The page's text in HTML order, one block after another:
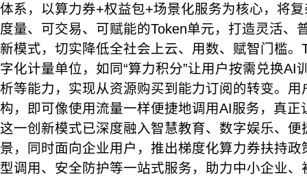
体系，以算力券+权益包+场景化服务为核心，将
度量、可交易、可赋能的Token单元，打造灵活、
新模式，切实降低全社会上云、用数、赋智门槛。
字化计量单位，如同“算力积分”让用户按需兑换AI
析等能力，实现从资源购买到能力订阅的转变。
构，即可像使用流量一样便捷地调用AI服务，真正
这一创新模式已深度融入智慧教育、数字娱乐、
景，同时面向企业用户，推出梯度化算力券扶持
型调用、安全防护等一站式服务，助力中小企业